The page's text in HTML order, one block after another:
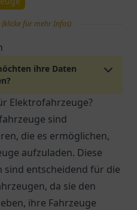
für mehr Infos)
ihre Daten
Elektrofahrzeuge?
sind
die es ermöglichen,
aufzuladen. Diese
entscheidend für die
da sie den
ihre Fahrzeuge